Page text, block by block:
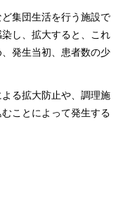
集団生活を行う施設で
し、拡大すると、これ
発生当初、患者数の少
る拡大防止や、調理施
ことによって発生する